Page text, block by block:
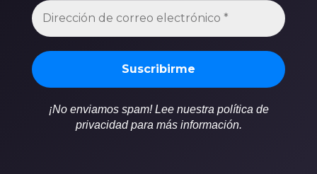
¡No enviamos spam! Lee nuestra política de
privacidad para más información.